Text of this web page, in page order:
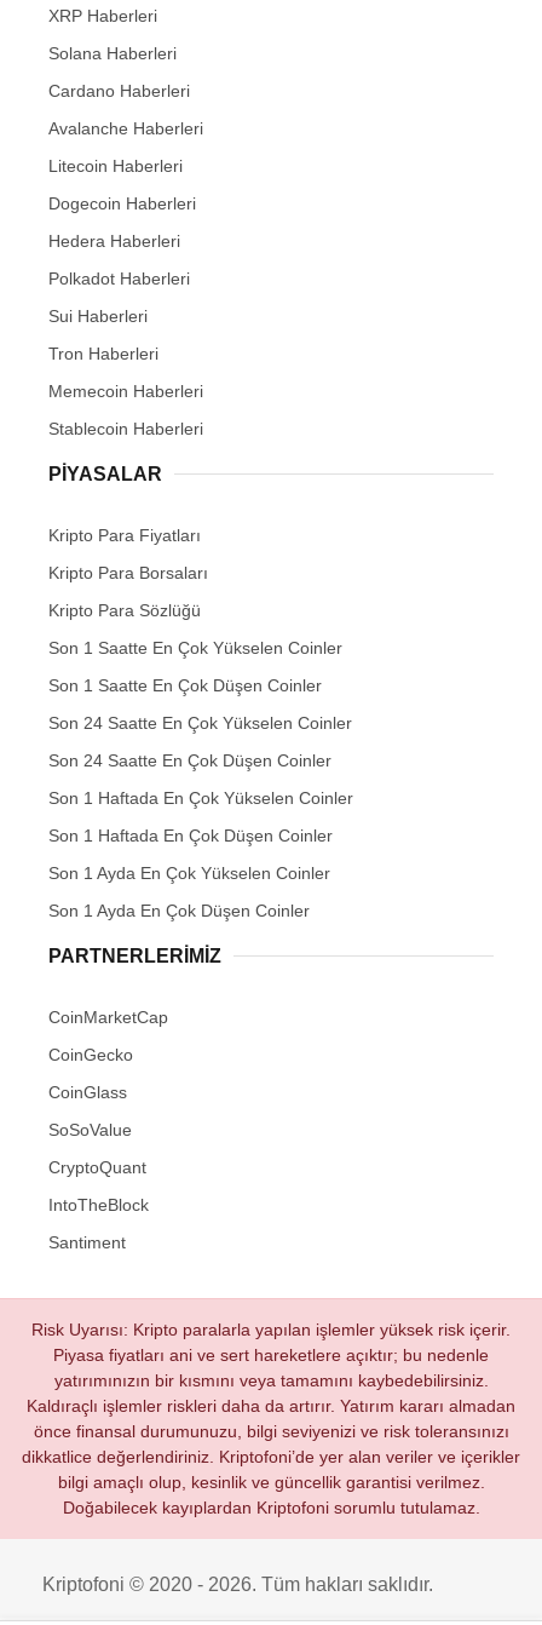
XRP Haberleri
Solana Haberleri
Cardano Haberleri
Avalanche Haberleri
Litecoin Haberleri
Dogecoin Haberleri
Hedera Haberleri
Polkadot Haberleri
Sui Haberleri
Tron Haberleri
Memecoin Haberleri
Stablecoin Haberleri
PIYASALAR
Kripto Para Fiyatları
Kripto Para Borsaları
Kripto Para Sözlüğü
Son 1 Saatte En Çok Yükselen Coinler
Son 1 Saatte En Çok Düşen Coinler
Son 24 Saatte En Çok Yükselen Coinler
Son 24 Saatte En Çok Düşen Coinler
Son 1 Haftada En Çok Yükselen Coinler
Son 1 Haftada En Çok Düşen Coinler
Son 1 Ayda En Çok Yükselen Coinler
Son 1 Ayda En Çok Düşen Coinler
PARTNERLERIMIZ
CoinMarketCap
CoinGecko
CoinGlass
SoSoValue
CryptoQuant
IntoTheBlock
Santiment
Risk Uyarısı: Kripto paralarla yapılan işlemler yüksek risk içerir.
Piyasa fiyatları ani ve sert hareketlere açıktır; bu nedenle
yatırımınızın bir kısmını veya tamamını kaybedebilirsiniz.
Kaldıraçlı işlemler riskleri daha da artırır. Yatırım kararı almadan
önce finansal durumunuzu, bilgi seviyenizi ve risk toleransınızı
dikkatlice değerlendiriniz. Kriptofoni’de yer alan veriler ve içerikler
bilgi amaçlı olup, kesinlik ve güncellik garantisi verilmez.
Doğabilecek kayıplardan Kriptofoni sorumlu tutulamaz.
Kriptofoni © 2020 - 2026. Tüm hakları saklıdır.